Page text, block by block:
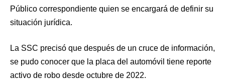
Público correspondiente quien se encargará de definir su
situación jurídica.
La SSC precisó que después de un cruce de información,
se pudo conocer que la placa del automóvil tiene reporte
activo de robo desde octubre de 2022.